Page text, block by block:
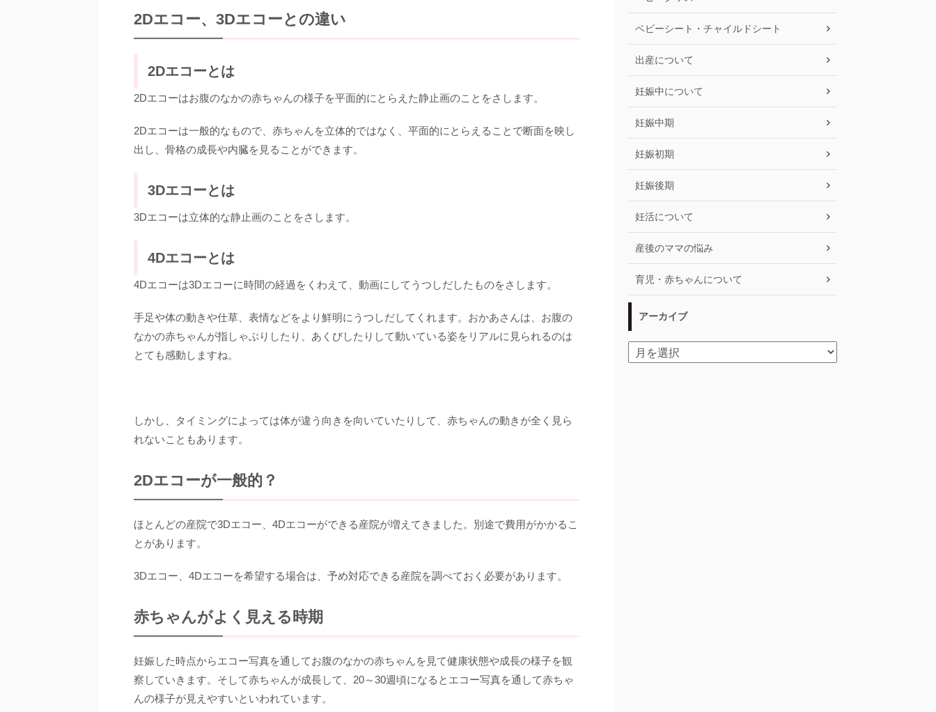
2Dエコー、3Dエコーとの違い
2Dエコーとは
2Dエコーはお腹のなかの赤ちゃんの様子を平面的にとらえた静止画のことをさします。
2Dエコーは一般的なもので、赤ちゃんを立体的ではなく、平面的にとらえることで断面を映し
出し、骨格の成長や内臓を見ることができます。
3Dエコーとは
3Dエコーは立体的な静止画のことをさします。
4Dエコーとは
4Dエコーは3Dエコーに時間の経過をくわえて、動画にしてうつしだしたものをさします。
手足や体の動きや仕草、表情などをより鮮明にうつしだしてくれます。おかあさんは、お腹の
なかの赤ちゃんが指しゃぶりしたり、あくびしたりして動いている姿をリアルに見られるのは
とても感動しますね。
しかし、タイミングによっては体が違う向きを向いていたりして、赤ちゃんの動きが全く見ら
れないこともあります。
2Dエコーが一般的？
ほとんどの産院で3Dエコー、4Dエコーができる産院が増えてきました。別途で費用がかかるこ
とがあります。
3Dエコー、4Dエコーを希望する場合は、予め対応できる産院を調べておく必要があります。
赤ちゃんがよく見える時期
妊娠した時点からエコー写真を通してお腹のなかの赤ちゃんを見て健康状態や成長の様子を観
察していきます。そして赤ちゃんが成長して、20～30週頃になるとエコー写真を通して赤ちゃ
んの様子が見えやすいといわれています。
ベビーシート・チャイルドシート
出産について
妊娠中について
妊娠中期
妊娠初期
妊娠後期
妊活について
産後のママの悩み
育児・赤ちゃんについて
アーカイブ